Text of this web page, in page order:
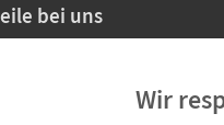
bei uns
Angebote für Lehrkräfte
Wir